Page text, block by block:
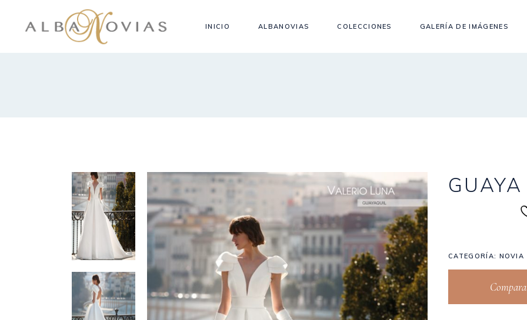
INICIO ALBANOVIAS COLECCIONES GALERÍA DE IMÁGENES
GUAYA
CATEGORÍA: NOVIA